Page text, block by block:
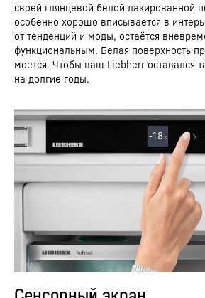
своей глянцевой белой лакированной
особенно хорошо вписывается в
от тенденций и моды, остаётся
функциональным. Белая поверхность
моется. Чтобы ваш Liebherr оставался
на долгие годы.